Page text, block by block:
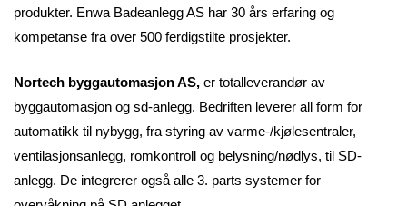
produkter. Enwa Badeanlegg AS har 30 års erfaring og
kompetanse fra over 500 ferdigstilte prosjekter.
Nortech byggautomasjon AS, er totalleverandør av
byggautomasjon og sd-anlegg. Bedriften leverer all form for
automatikk til nybygg, fra styring av varme-/kjølesentraler,
ventilasjonsanlegg, romkontroll og belysning/nødlys, til SD-
anlegg. De integrerer også alle 3. parts systemer for